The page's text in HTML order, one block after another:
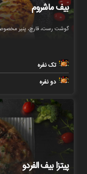
بیف ماشروم
گوشت رست، قارچ، پنیر
تک نفره
دو نفره
پیتزا بیف الفردو